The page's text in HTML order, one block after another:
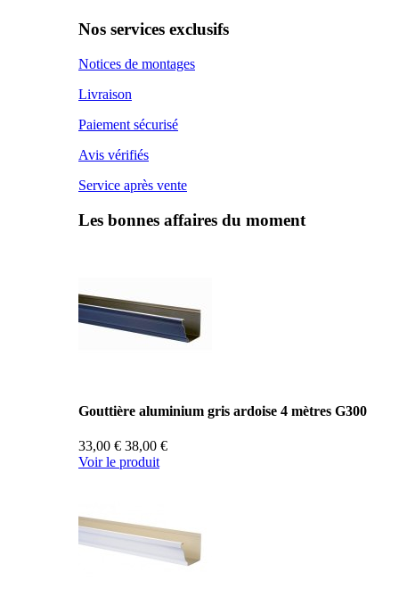
Nos services exclusifs
Notices de montages
Livraison
Paiement sécurisé
Avis vérifiés
Service après vente
Les bonnes affaires du moment
Gouttière aluminium gris ardoise 4 mètres G300
33,00 € 38,00 €
Voir le produit